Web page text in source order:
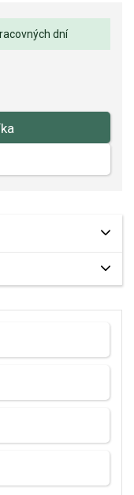
samostatný
doplnia
dní